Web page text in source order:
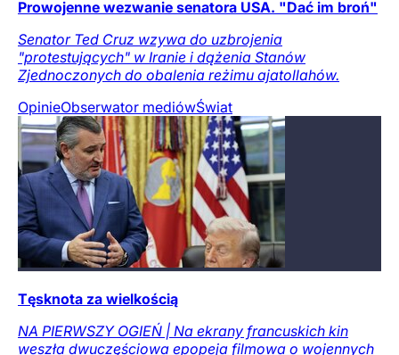
Prowojenne wezwanie senatora USA. "Dać im broń"
Senator Ted Cruz wzywa do uzbrojenia
"protestujących" w Iranie i dążenia Stanów
Zjednoczonych do obalenia reżimu ajatollahów.
OpinieObserwator mediówŚwiat
Tęsknota za wielkością
NA PIERWSZY OGIEŃ | Na ekrany francuskich kin
weszła dwuczęściowa epopeja filmowa o wojennych